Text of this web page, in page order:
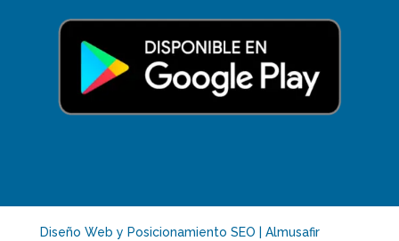
Diseño Web y Posicionamiento SEO | Almusafir